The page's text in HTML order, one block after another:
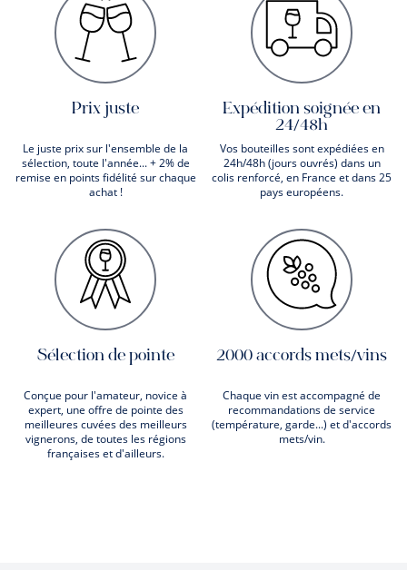
Prix juste
Le juste prix sur l'ensemble de la
sélection, toute l'année... + 2% de
remise en points fidélité sur chaque
achat !
Expédition soignée en
24/48h
Vos bouteilles sont expédiées en
24h/48h (jours ouvrés) dans un
colis renforcé, en France et dans 25
pays européens.
Sélection de pointe
Conçue pour l'amateur, novice à
expert, une offre de pointe des
meilleures cuvées des meilleurs
vignerons, de toutes les régions
françaises et d'ailleurs.
2000 accords mets/vins
Chaque vin est accompagné de
recommandations de service
(température, garde...) et d'accords
mets/vin.